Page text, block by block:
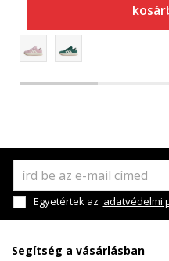
Egyetértek az adatvédelmi
Segítség a vásárlásban